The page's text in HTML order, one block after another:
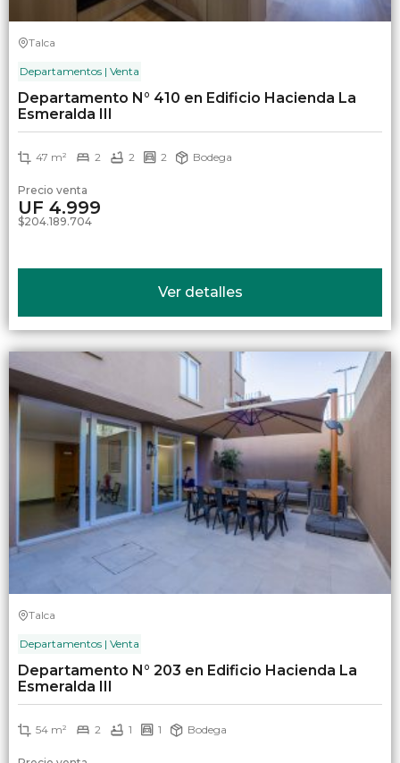
Talca
Departamentos | Venta
Departamento N° 410 en Edificio Hacienda La
Esmeralda III
47 m² 2 2 2 Bodega
Precio venta
UF 4.999
$204.189.704
Ver detalles
Talca
Departamentos | Venta
Departamento N° 203 en Edificio Hacienda La
Esmeralda III
54 m² 2 1 1 Bodega